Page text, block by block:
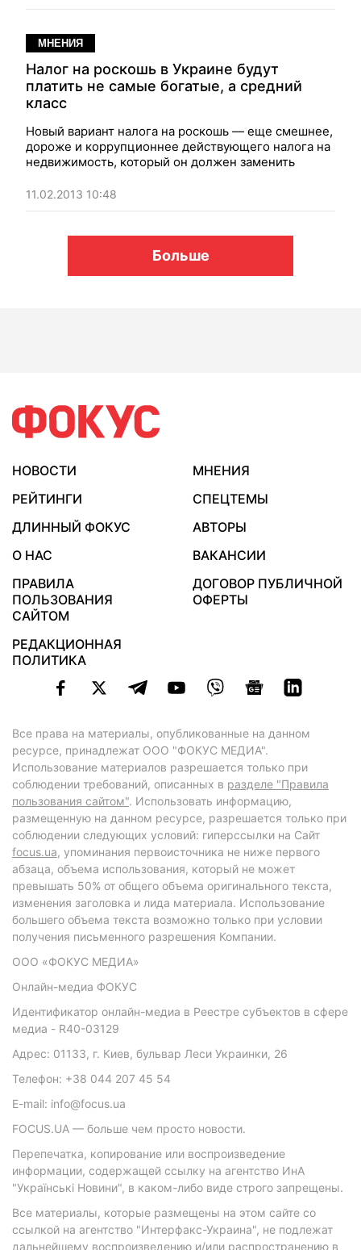
МНЕНИЯ
Налог на роскошь в Украине будут
платить не самые богатые, а средний
класс
Новый вариант налога на роскошь — еще смешнее,
дороже и коррупционнее действующего налога на
недвижимость, который он должен заменить
11.02.2013 10:48
Больше
НОВОСТИ
МНЕНИЯ
РЕЙТИНГИ
СПЕЦТЕМЫ
ДЛИННЫЙ ФОКУС
АВТОРЫ
О НАС
ВАКАНСИИ
ПРАВИЛА
ПОЛЬЗОВАНИЯ
САЙТОМ
ДОГОВОР ПУБЛИЧНОЙ
ОФЕРТЫ
РЕДАКЦИОННАЯ
ПОЛИТИКА
Все права на материалы, опубликованные на данном
ресурсе, принадлежат ООО "ФОКУС МЕДИА".
Использование материалов разрешается только при
соблюдении требований, описанных в разделе "Правила
пользования сайтом". Использовать информацию,
размещенную на данном ресурсе, разрешается только при
соблюдении следующих условий: гиперссылки на Сайт
focus.ua, упоминания первоисточника не ниже первого
абзаца, объема использования, который не может
превышать 50% от общего объема оригинального текста,
изменения заголовка и лида материала. Использование
большего объема текста возможно только при условии
получения письменного разрешения Компании.
ООО «ФОКУС МЕДИА»
Онлайн-медиа ФОКУС
Идентификатор онлайн-медиа в Реестре субъектов в сфере
медиа - R40-03129
Адрес: 01133, г. Киев, бульвар Леси Украинки, 26
Телефон: +38 044 207 45 54
E-mail: info@focus.ua
FOCUS.UA — больше чем просто новости.
Перепечатка, копирование или воспроизведение
информации, содержащей ссылку на агентство ИнА
"Українські Новини", в каком-либо виде строго запрещены.
Все материалы, которые размещены на этом сайте со
ссылкой на агентство "Интерфакс-Украина", не подлежат
дальнейшему воспроизведению и/или распространению в